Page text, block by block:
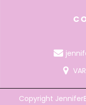
Copyright